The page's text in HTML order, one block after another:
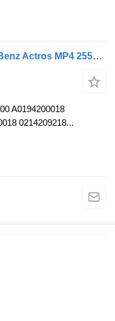
Енергоакумулатор Mercedes-Benz Actros MP4 2551 (01.12-) BT5703 за влекач Mercedes-Benz Actros MP4 Antos Arocs (2012-)
A0194200018
0214209218...